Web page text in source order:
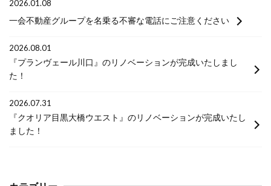
2026.01.08
一会不動産グループを名乗る不審な電話にご注意ください
2026.08.01
『プランヴェール川口』のリノベーションが完成いたしまし
た！
2026.07.31
『クオリア目黒大橋ウエスト』のリノベーションが完成いたし
ました！